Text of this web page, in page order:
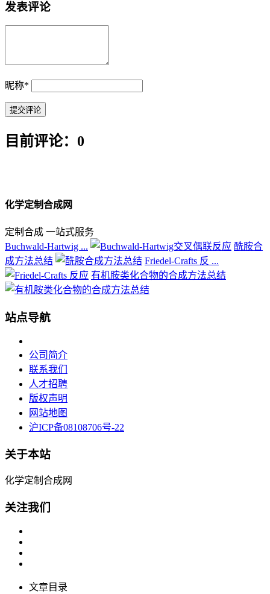
发表评论
昵称*
目前评论：0
化学定制合成网
定制合成 一站式服务
Buchwald-Hartwig ...
酰胺合
成方法总结
Friedel-Crafts 反 ...
有机胺类化合物的合成方法总结
站点导航
公司简介
联系我们
人才招聘
版权声明
网站地图
沪ICP备08108706号-22
关于本站
化学定制合成网
关注我们
文章目录